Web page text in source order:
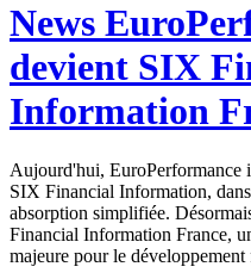
News
devient SIX
Information
Aujourd'hui, EuroPerformance
SIX Financial Information,
absorption simplifiée.
Financial Information France,
majeure pour le développement